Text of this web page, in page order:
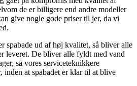
de er billigere end andre modeller
give nogle gode priser til jer, da vi
spabade ud af høj kvalitet, så bliver alle
leveret. De bliver alle fyldt med vand
så vores serviceteknikkere
inden at spabadet er klar til at blive